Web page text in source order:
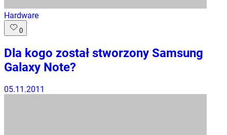
Hardware
0
Dla kogo został stworzony Samsung
Galaxy Note?
05.11.2011